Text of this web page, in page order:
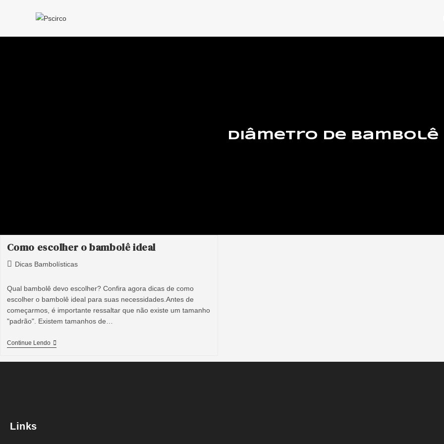
Diâmetro de bambolê
Como escolher o bambolê ideal
Dicas Bambolísticas
Qual bambolê devo escolher? Confira agora dicas de como
escolher o bambolê ideal para suas necessidades.Antes de
começarmos, é importante ressaltar que não existe um tamanho
"padrão". Existem tamanhos de…
Continue Lendo
Links